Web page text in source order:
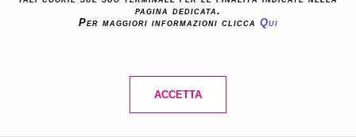
pagina dedicata.
Per maggiori informazioni clicca Qui